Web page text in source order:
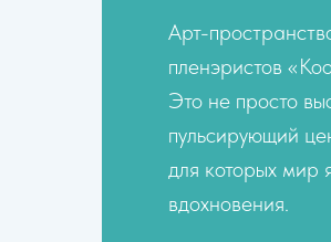
Арт-
пленэристов
Это не просто
пульсирующий
для которых мир
вдохновения.